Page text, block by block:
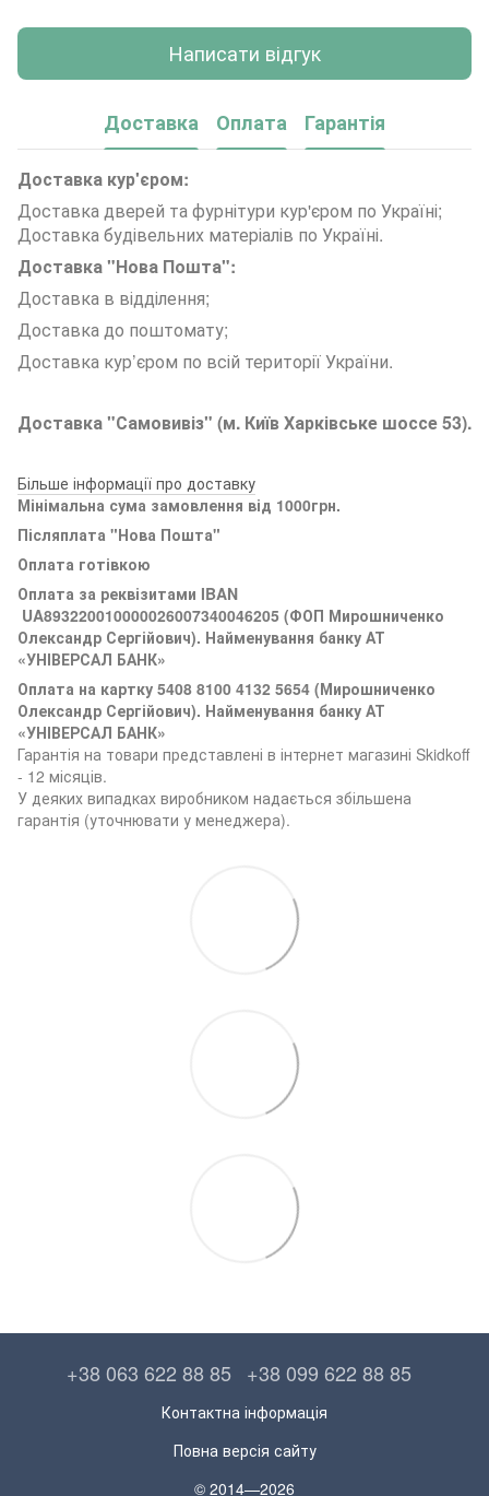
Написати відгук
Доставка Оплата Гарантія
Доставка кур'єром:
Доставка дверей та фурнітури кур'єром по Україні;
Доставка будівельних матеріалів по Україні.
Доставка "Нова Пошта":
Доставка в відділення;
Доставка до поштомату;
Доставка кур’єром по всій території України.
Доставка "Самовивіз" (м. Київ Харківське шоссе 53).
Більше інформації про доставку
Мінімальна сума замовлення від 1000грн.
Післяплата "Нова Пошта"
Оплата готівкою
Оплата за реквізитами IBAN
UA893220010000026007340046205 (ФОП Мирошниченко
Олександр Сергійович). Найменування банку АТ
«УНІВЕРСАЛ БАНК»
Оплата на картку 5408 8100 4132 5654 (Мирошниченко
Олександр Сергійович). Найменування банку АТ
«УНІВЕРСАЛ БАНК»
Гарантія на товари представлені в інтернет магазині Skidkoff
- 12 місяців.
У деяких випадках виробником надається збільшена
гарантія (уточнювати у менеджера).
+38 063 622 88 85 +38 099 622 88 85
Контактна інформація
Повна версія сайту
© 2014—2026